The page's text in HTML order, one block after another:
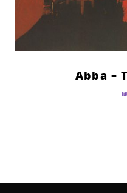
Abba –
₪